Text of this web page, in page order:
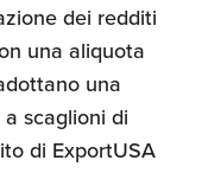
dei redditi
una aliquota
una
scaglioni di
di ExportUSA